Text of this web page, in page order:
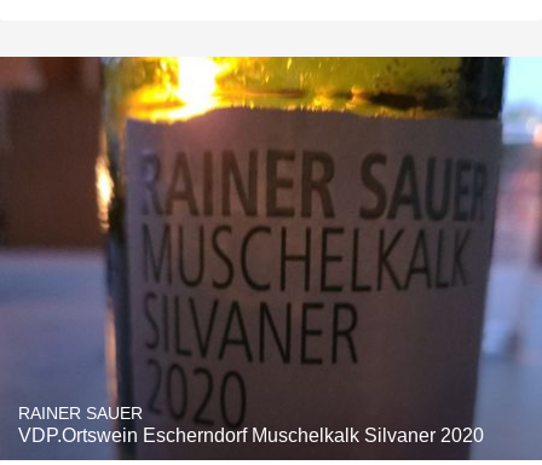
RAINER SAUER
VDP.Ortswein Escherndorf Muschelkalk Silvaner 2020